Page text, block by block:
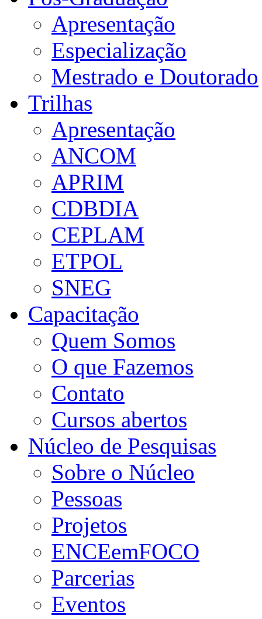
Apresentação
Especialização
Mestrado e Doutorado
Trilhas
Apresentação
ANCOM
APRIM
CDBDIA
CEPLAM
ETPOL
SNEG
Capacitação
Quem Somos
O que Fazemos
Contato
Cursos abertos
Núcleo de Pesquisas
Sobre o Núcleo
Pessoas
Projetos
ENCEemFOCO
Parcerias
Eventos